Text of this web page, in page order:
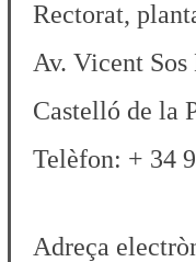
Rectorat,
Av. Vicent Sos
Castelló de la
Telèfon: + 34
Adreça